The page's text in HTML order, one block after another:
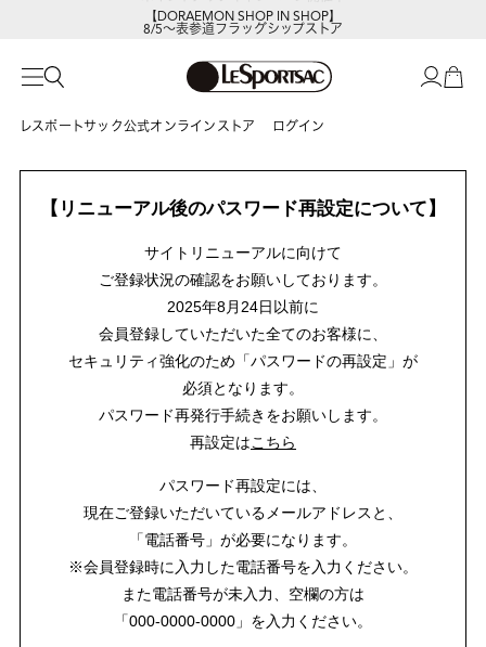
【DORAEMON SHOP IN SHOP】
8/5～表参道フラッグシップストア
レスポートサック公式オンラインストア ログイン
【リニューアル後のパスワード再設定について】
サイトリニューアルに向けて
ご登録状況の確認をお願いしております。
2025年8月24日以前に
会員登録していただいた全てのお客様に、
セキュリティ強化のため「パスワードの再設定」が
必須となります。
パスワード再発行手続きをお願いします。
再設定はこちら
パスワード再設定には、
現在ご登録いただいているメールアドレスと、
「電話番号」が必要になります。
※会員登録時に入力した電話番号を入力ください。
また電話番号が未入力、空欄の方は
「000-0000-0000」を入力ください。